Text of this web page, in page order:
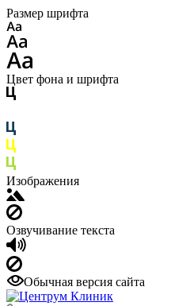
Размер шрифта
Цвет фона и шрифта
Изображения
Озвучивание текста
Обычная версия сайта